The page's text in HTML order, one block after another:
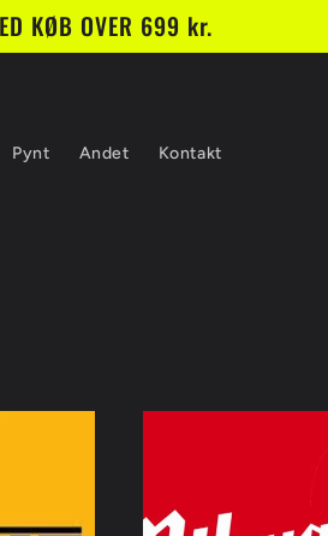
KØB OVER 699 kr.
Pynt Andet Kontakt